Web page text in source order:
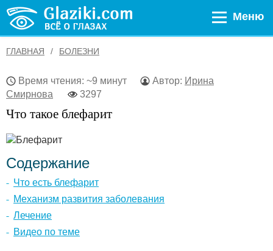
Меню
ГЛАВНАЯ БОЛЕЗНИ
Время чтения: ~9 минут Автор: Ирина
Смирнова
3297
Что такое блефарит
Содержание
Что есть блефарит
Механизм развития заболевания
Лечение
Видео по теме